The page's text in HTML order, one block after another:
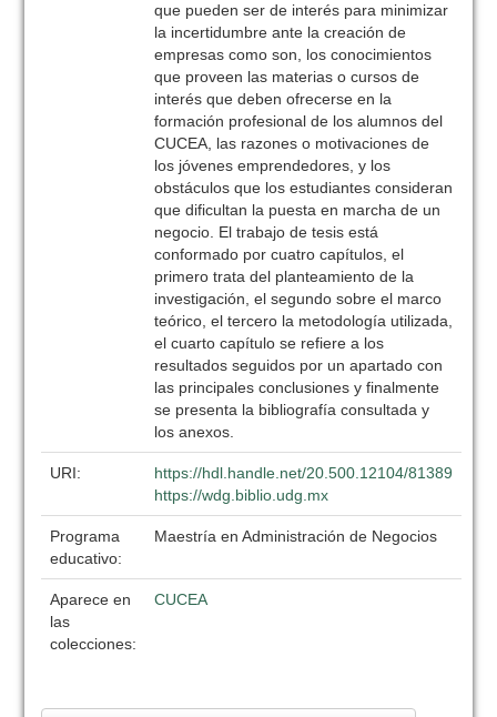
que pueden ser de interés para minimizar
la incertidumbre ante la creación de
empresas como son, los conocimientos
que proveen las materias o cursos de
interés que deben ofrecerse en la
formación profesional de los alumnos del
CUCEA, las razones o motivaciones de
los jóvenes emprendedores, y los
obstáculos que los estudiantes consideran
que dificultan la puesta en marcha de un
negocio. El trabajo de tesis está
conformado por cuatro capítulos, el
primero trata del planteamiento de la
investigación, el segundo sobre el marco
teórico, el tercero la metodología utilizada,
el cuarto capítulo se refiere a los
resultados seguidos por un apartado con
las principales conclusiones y finalmente
se presenta la bibliografía consultada y
los anexos.
URI:
https://hdl.handle.net/20.500.12104/81389
https://wdg.biblio.udg.mx
Programa
educativo:
Maestría en Administración de Negocios
Aparece en
las
colecciones:
CUCEA